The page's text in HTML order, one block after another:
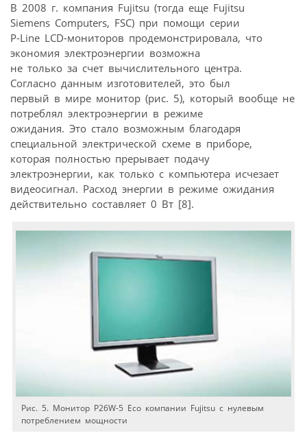
В 2008 г. компания Fujitsu (тогда еще Fujitsu
Siemens Computers, FSC) при помощи серии
P-Line LCD-мониторов продемонстрировала, что
экономия электроэнергии возможна
не только за счет вычислительного центра.
Согласно данным изготовителей, это был
первый в мире монитор (рис. 5), который вообще не
потреблял электроэнергии в режиме
ожидания. Это стало возможным благодаря
специальной электрической схеме в приборе,
которая полностью прерывает подачу
электроэнергии, как только с компьютера исчезает
видеосигнал. Расход энергии в режиме ожидания
действительно составляет 0 Вт [8].
Рис. 5. Монитор P26W-5 Eco компании Fujitsu с нулевым
потреблением мощности